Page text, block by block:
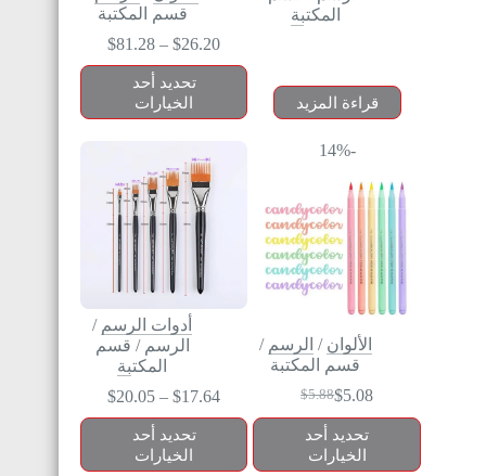
المكتبة
قراءة المزيد
قسم المكتبة
$26.20
–
$81.28
تحديد أحد
الخيارات
-14%
الألوان / الرسم /
قسم المكتبة
$5.88$5.08
تحديد أحد
الخيارات
أدوات الرسم /
الرسم / قسم
المكتبة
$17.64
–
$20.05
تحديد أحد
الخيارات